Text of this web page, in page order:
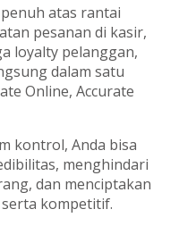
atas rantai
pesanan di kasir,
loyalty pelanggan,
dalam satu
Online, Accurate
kontrol, Anda bisa
menghindari
dan menciptakan
kompetitif.